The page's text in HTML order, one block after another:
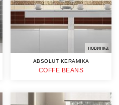
новинка
ABSOLUT KERAMIKA
COFFE BEANS